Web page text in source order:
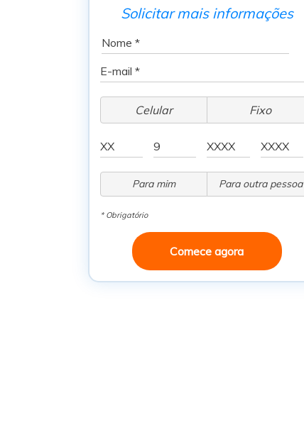
Solicitar mais informações
Celular Fixo
Para mim Para outra pessoa
* Obrigatório
Comece agora